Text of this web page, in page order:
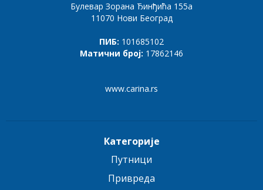
Булевар Зорана Ђинђића 155а
11070 Нови Београд
ПИБ: 101685102
Матични број: 17862146
www.carina.rs
Категорије
Путници
Привреда